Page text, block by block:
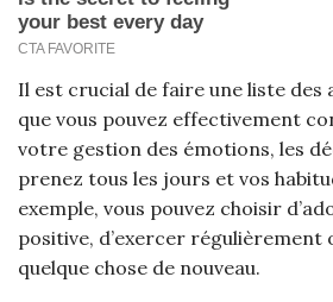
Il est crucial de faire une liste des
que vous pouvez effectivement
votre gestion des émotions, les
prenez tous les jours et vos
exemple, vous pouvez choisir
positive, d’exercer régulièrement
quelque chose de nouveau.